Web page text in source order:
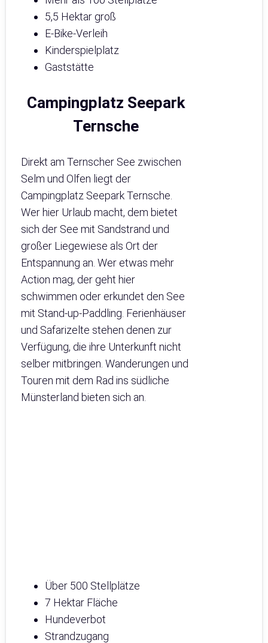
5,5 Hektar groß
E-Bike-Verleih
Kinderspielplatz
Gaststätte
Campingplatz Seepark
Ternsche
Direkt am Ternscher See zwischen
Selm und Olfen liegt der
Campingplatz Seepark Ternsche.
Wer hier Urlaub macht, dem bietet
sich der See mit Sandstrand und
großer Liegewiese als Ort der
Entspannung an. Wer etwas mehr
Action mag, der geht hier
schwimmen oder erkundet den See
mit Stand-up-Paddling. Ferienhäuser
und Safarizelte stehen denen zur
Verfügung, die ihre Unterkunft nicht
selber mitbringen. Wanderungen und
Touren mit dem Rad ins südliche
Münsterland bieten sich an.
Über 500 Stellplätze
7 Hektar Fläche
Hundeverbot
Strandzugang